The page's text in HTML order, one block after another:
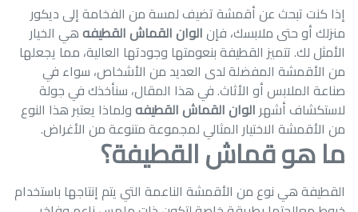
إذا كنت تبحث عن أقمشة تضيف لمسة من الفخامة إلى ديكور
منزلك أو حتى ملابسك، فإنالوان القماش القطيفههي الخيار
الأمثل لك. تتميز القطيفة بنعومتها وجودتها العالية، مما يجعلها
من الأقمشة المفضلة لدى العديد من الأشخاص، سواء في
صناعة الملابس أو الأثاث. في هذا المقال، سنأخذك في جولة
لاستكشاف أشهر الوان القماش القطيفهولماذا يعتبر هذا النوع
من الأقمشة الاختيار المثالي لمجموعة متنوعة من الأغراض.
ما هو قماش القطيفة؟
القطيفة هي نوع من الأقمشة الناعمة التي يتم إنتاجها باستخدام